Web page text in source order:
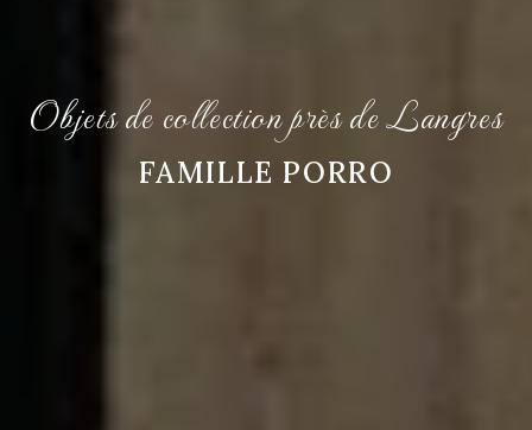
Objets de collection près de Langres
FAMILLE PORRO